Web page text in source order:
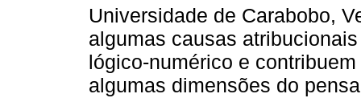
Universidade de Carabobo,
algumas causas
lógico-numérico e
algumas dimensões do